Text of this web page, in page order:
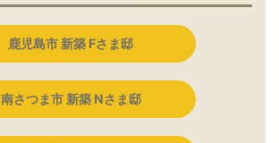
鹿児島市 新築 Fさま邸
南さつま市 新築 Nさま邸